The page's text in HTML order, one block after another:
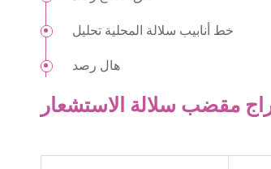
خط أنابيب سلالة المحلية تحليل
هال رصد